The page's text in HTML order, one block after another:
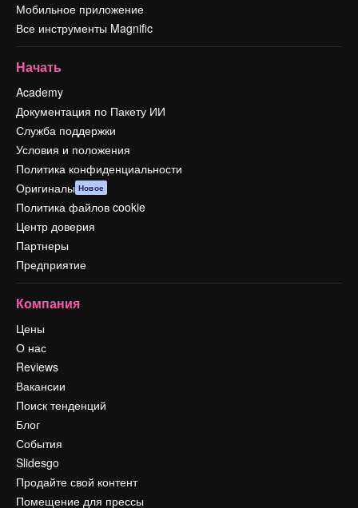
Мобильное приложение
Все инструменты Magnific
Начать
Academy
Документация по Пакету ИИ
Служба поддержки
Условия и положения
Политика конфиденциальности
Оригиналы Новое
Политика файлов cookie
Центр доверия
Партнеры
Предприятие
Компания
Цены
О нас
Reviews
Вакансии
Поиск тенденций
Блог
События
Slidesgo
Продайте свой контент
Помещение для прессы